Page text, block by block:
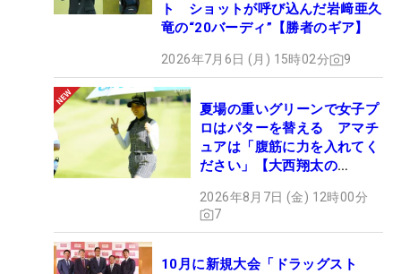
ト ショットが呼び込んだ岩﨑亜久
竜の“20バーディ”【勝者のギア】
2026年7月6日 (月) 15時02分 9
夏場の重いグリーンで女子プ
ロはパターを替える アマチ
ュアは「腹筋に力を入れてく
ださい」【大西翔太の
2026年8月7日 (金) 12時00分
7
10月に新規大会「ドラッグスト